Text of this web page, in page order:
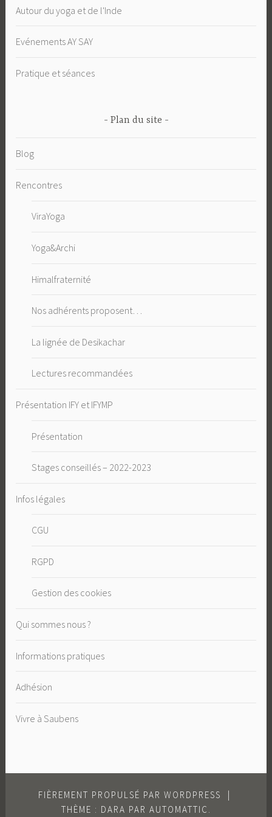
Autour du yoga et de l'Inde
Evénements AY SAY
Pratique et séances
Plan du site
Blog
Rencontres
ViraYoga
Yoga&Archi
Himalfraternité
Nos adhérents proposent…
La lignée de Desikachar
Lectures recommandées
Présentation IFY et IFYMP
Présentation
Stages conseillés – 2022-2023
Infos légales
CGU
RGPD
Gestion des cookies
Qui sommes nous ?
Informations pratiques
Adhésion
Vivre à Saubens
FIÈREMENT PROPULSÉ PAR WORDPRESS
|
THÈME : DARA PAR AUTOMATTIC